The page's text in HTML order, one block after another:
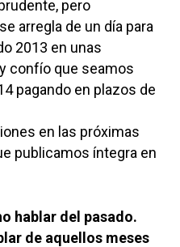
pero
arregla de un día para
2013 en unas
confío que seamos
pagando en plazos de
en las próximas
publicamos íntegra en
hablar del pasado.
de aquellos meses